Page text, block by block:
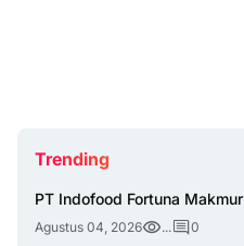
Trending
PT Indofood Fortuna Makmur
Agustus 04, 2026 ... 0